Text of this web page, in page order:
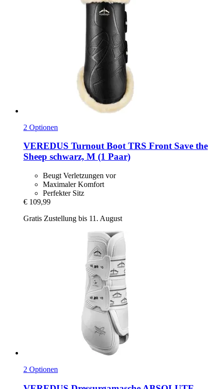
2 Optionen
VEREDUS Turnout Boot TRS Front Save the
Sheep schwarz, M (1 Paar)
Beugt Verletzungen vor
Maximaler Komfort
Perfekter Sitz
€ 109,99
Gratis Zustellung bis 11. August
2 Optionen